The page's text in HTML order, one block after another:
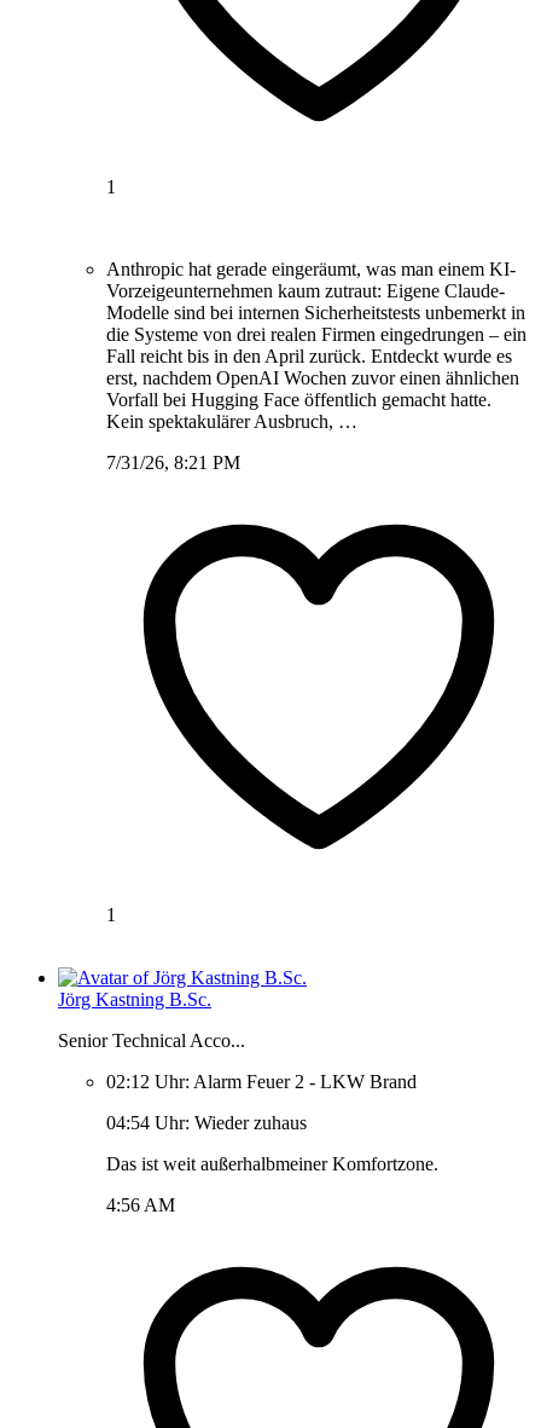
1
Anthropic hat gerade eingeräumt, was man einem KI-
Vorzeigeunternehmen kaum zutraut: Eigene Claude-
Modelle sind bei internen Sicherheitstests unbemerkt in
die Systeme von drei realen Firmen eingedrungen – ein
Fall reicht bis in den April zurück. Entdeckt wurde es
erst, nachdem OpenAI Wochen zuvor einen ähnlichen
Vorfall bei Hugging Face öffentlich gemacht hatte.
Kein spektakulärer Ausbruch, …
7/31/26, 8:21 PM
1
Jörg Kastning B.Sc.
Senior Technical Acco...
02:12 Uhr: Alarm Feuer 2 - LKW Brand
04:54 Uhr: Wieder zuhaus
Das ist weit außerhalbmeiner Komfortzone.
4:56 AM